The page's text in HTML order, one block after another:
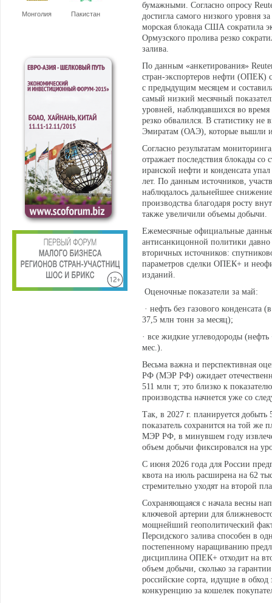
Монголия Пакистан
бумажными. Согласно опросу
достигла самого низкого уровня
морская блокада США сократила
Ормузского пролива резко
залива.
По данным «анкетирования»
стран-экспортеров нефти (ОПЕК)
с предыдущим месяцем и
самый низкий месячный
уровней, наблюдавшихся во
резко обвалился. В статистику
Эмиратам (ОАЭ), которые вышли
Согласно результатам
отражает последствия блокады
иранской нефти и конденсата
лет. По данным источников,
наблюдалось дальнейшее
производства благодаря росту
также увеличили объемы добычи.
Ежемесячные официальные
антисанкицонной политики
вторичных источников:
параметров сделки ОПЕК+ и
изданий.
Оценочные показатели за май:
· нефть без газового
37,5 млн тонн за месяц);
· все жидкие углеводороды
мес.).
Весьма важна и перспективная
РФ (МЭР РФ) ожидает
511 млн т; это близко к
производства начнется уже со
Так, в 2027 г. планируется
показатель сохранится на той
МЭР РФ, в минувшем году
объем добычи фиксировался на
С июня 2026 года для России
квота на июль расширена на 62
стремительно уходят на второй
Сохраняющаяся с начала весны
ключевой артерии для
мощнейший геополитический
Персидского залива способен в
постепенному наращиванию
дисциплина ОПЕК+ отходит на
объем добычи, сколько за
российские сорта, идущие в
конкуренцию за кошелек